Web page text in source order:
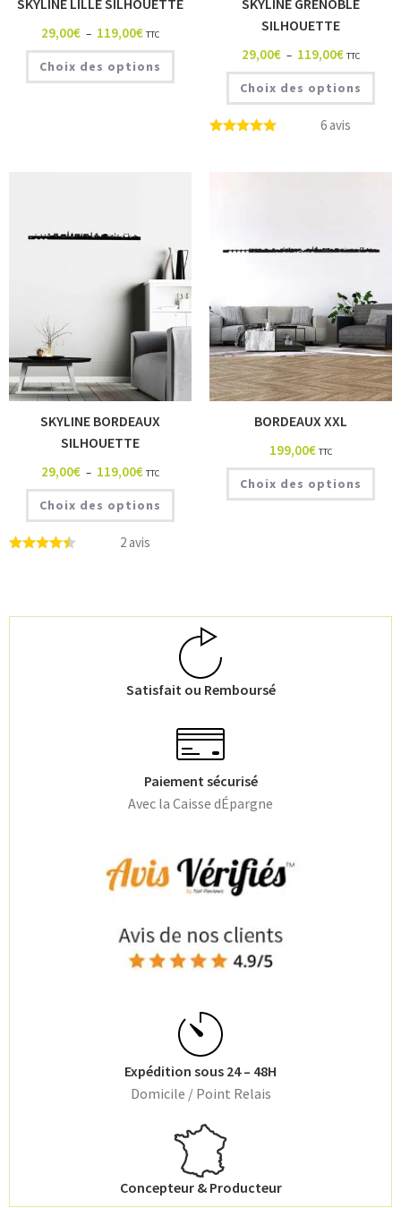
SKYLINE LILLE SILHOUETTE
29,00€ – 119,00€ TTC
Choix des options
6 avis
SKYLINE GRENOBLE
SILHOUETTE
29,00€ – 119,00€ TTC
Choix des options
2 avis
SKYLINE BORDEAUX
SILHOUETTE
29,00€ – 119,00€ TTC
Choix des options
BORDEAUX XXL
199,00€ TTC
Choix des options
Satisfait ou Remboursé
Paiement sécurisé
Avec la Caisse dÉpargne
Expédition sous 24 – 48H
Domicile / Point Relais
Concepteur & Producteur